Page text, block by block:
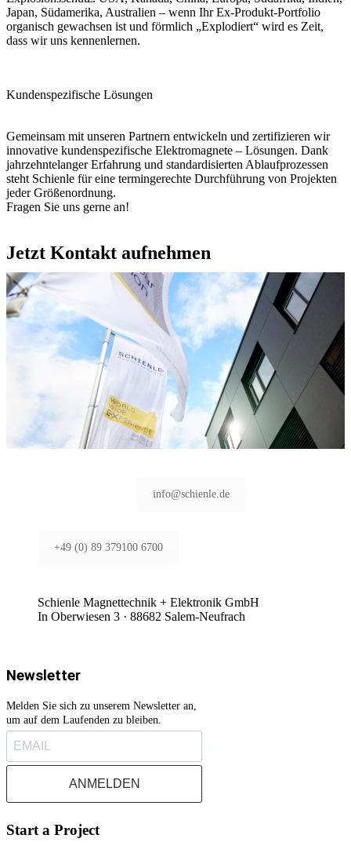
Japan, Südamerika, Australien – wenn Ihr Ex-Produkt-Portfolio
organisch gewachsen ist und förmlich „Explodiert“ wird es Zeit,
dass wir uns kennenlernen.
Kundenspezifische Lösungen
Gemeinsam mit unseren Partnern entwickeln und zertifizieren wir
innovative kundenspezifische Elektromagnete – Lösungen. Dank
jahrzehntelanger Erfahrung und standardisierten Ablaufprozessen
steht Schienle für eine termingerechte Durchführung von Projekten
jeder Größenordnung.
Fragen Sie uns gerne an!
Jetzt Kontakt aufnehmen
info@schienle.de
+49 (0) 89 379100 6700
Schienle Magnettechnik + Elektronik GmbH
In Oberwiesen 3 · 88682 Salem-Neufrach
Newsletter
Melden Sie sich zu unserem Newsletter an,
um auf dem Laufenden zu bleiben.
ANMELDEN
Start a Project